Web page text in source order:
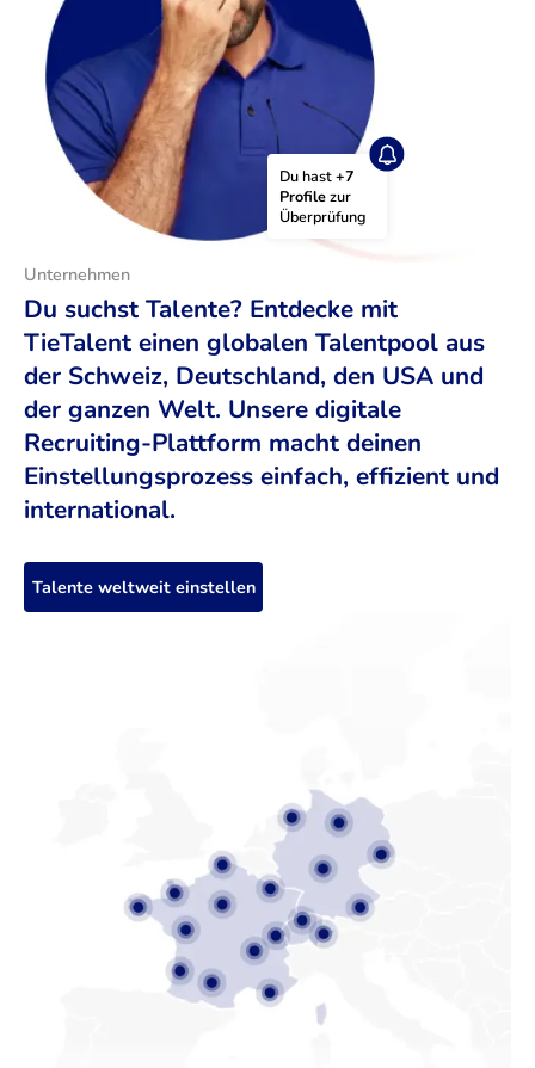
Du hast +7
Profile zur
Überprüfung
Unternehmen
Du suchst Talente? Entdecke mit
TieTalent einen globalen Talentpool aus
der Schweiz, Deutschland, den USA und
der ganzen Welt. Unsere digitale
Recruiting-Plattform macht deinen
Einstellungsprozess einfach, effizient und
international.
Talente weltweit einstellen